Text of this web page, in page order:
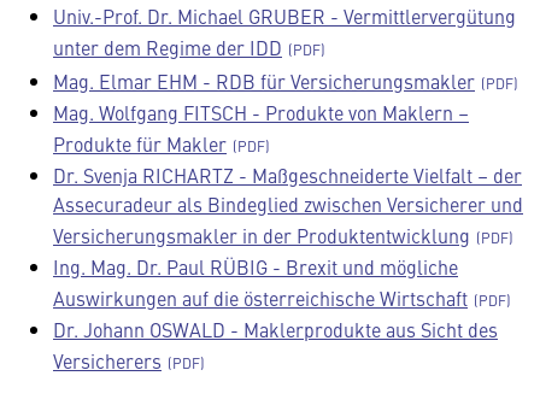
Univ.-Prof. Dr. Michael GRUBER - Vermittlervergütung
unter dem Regime der IDD
Mag. Elmar EHM - RDB für Versicherungsmakler
Mag. Wolfgang FITSCH - Produkte von Maklern –
Produkte für Makler
Dr. Svenja RICHARTZ - Maßgeschneiderte Vielfalt – der
Assecuradeur als Bindeglied zwischen Versicherer und
Versicherungsmakler in der Produktentwicklung
Ing. Mag. Dr. Paul RÜBIG - Brexit und mögliche
Auswirkungen auf die österreichische Wirtschaft
Dr. Johann OSWALD - Maklerprodukte aus Sicht des
Versicherers